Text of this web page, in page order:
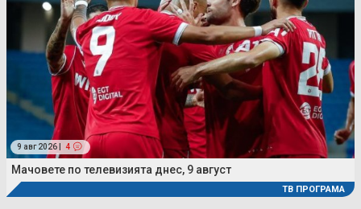
9 авг 2026 | 4
Мачовете по телевизията днес, 9 август
ТВ ПРОГРАМА